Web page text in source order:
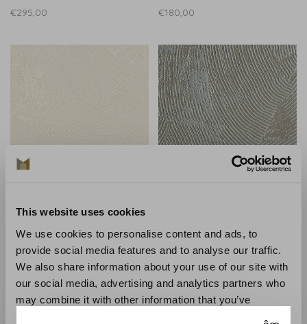
This website uses cookies
We use cookies to personalise content and ads, to
provide social media features and to analyse our traffic.
We also share information about your use of our site with
our social media, advertising and analytics partners who
may combine it with other information that you’ve
€295,00 €180,00
Elitis Cadence - RM102301
€275,00
RM102292
€295,00